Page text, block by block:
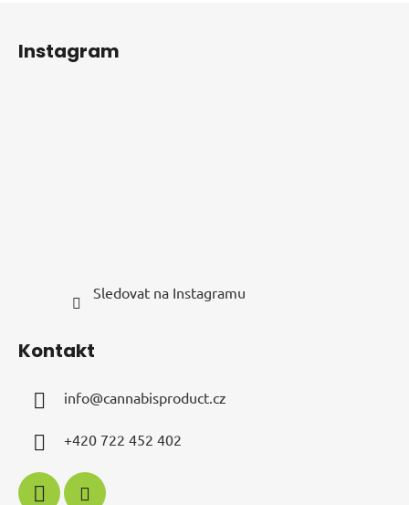
Instagram
Sledovat na Instagramu
Kontakt
info@cannabisproduct.cz
+420 722 452 402